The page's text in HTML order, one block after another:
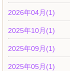
2026年04月(1)
2025年10月(1)
2025年09月(1)
2025年05月(1)